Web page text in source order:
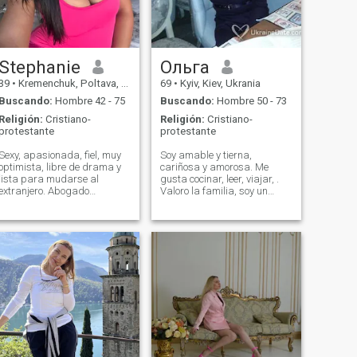
Stephanie
• Kremenchuk, Poltava, Ukrania
Buscando: Hombre 42 - 75
Religión: Cristiano-
apasionada, fiel, muy
libre de drama y
lista para mudarse al
Abogado
Un bicho de
acurrucarse.
Ольга
69 • Kyiv, Kiev, Ukrania
Buscando: Hombre 50 - 73
Religión: Cristiano-
protestante
Soy amable y tierna,
cariñosa y amorosa. Me
gusta cocinar, leer, viajar, .
Valoro la familia, soy un